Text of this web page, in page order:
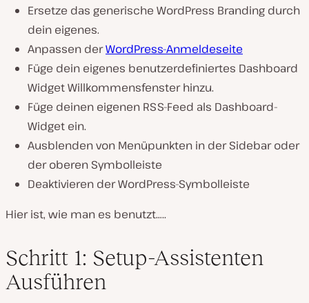
Ersetze das generische WordPress Branding durch
dein eigenes.
Anpassen derWordPress-Anmeldeseite
Füge dein eigenes benutzerdefiniertes Dashboard
Widget Willkommensfenster hinzu.
Füge deinen eigenen RSS-Feed als Dashboard-
Widget ein.
Ausblenden von Menüpunkten in der Sidebar oder
der oberen Symbolleiste
Deaktivieren der WordPress-Symbolleiste
Hier ist, wie man es benutzt…..
Schritt 1: Setup-Assistenten
Ausführen